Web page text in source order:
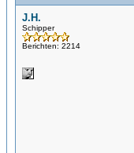
J.H.
Schipper
Berichten: 2214